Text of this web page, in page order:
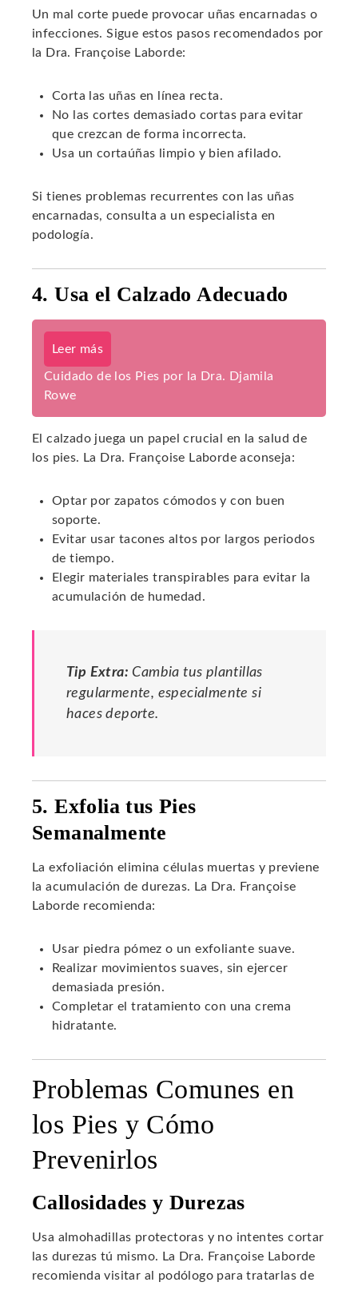
Un mal corte puede provocar uñas encarnadas o
infecciones. Sigue estos pasos recomendados por
la Dra. Françoise Laborde:
Corta las uñas en línea recta.
No las cortes demasiado cortas para evitar
que crezcan de forma incorrecta.
Usa un cortaúñas limpio y bien afilado.
Si tienes problemas recurrentes con las uñas
encarnadas, consulta a un especialista en
podología.
4. Usa el Calzado Adecuado
Leer más
Cuidado de los Pies por la Dra. Djamila
Rowe
El calzado juega un papel crucial en la salud de
los pies. La Dra. Françoise Laborde aconseja:
Optar por zapatos cómodos y con buen
soporte.
Evitar usar tacones altos por largos periodos
de tiempo.
Elegir materiales transpirables para evitar la
acumulación de humedad.
Tip Extra: Cambia tus plantillas
regularmente, especialmente si
haces deporte.
5. Exfolia tus Pies
Semanalmente
La exfoliación elimina células muertas y previene
la acumulación de durezas. La Dra. Françoise
Laborde recomienda:
Usar piedra pómez o un exfoliante suave.
Realizar movimientos suaves, sin ejercer
demasiada presión.
Completar el tratamiento con una crema
hidratante.
Problemas Comunes en
los Pies y Cómo
Prevenirlos
Callosidades y Durezas
Usa almohadillas protectoras y no intentes cortar
las durezas tú mismo. La Dra. Françoise Laborde
recomienda visitar al podólogo para tratarlas de